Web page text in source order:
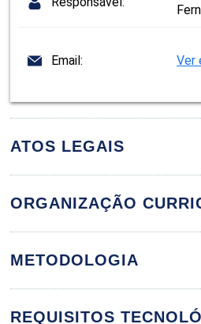
Email: Ver
ATOS LEGAIS
ORGANIZAÇÃO
METODOLOGIA
REQUISITOS